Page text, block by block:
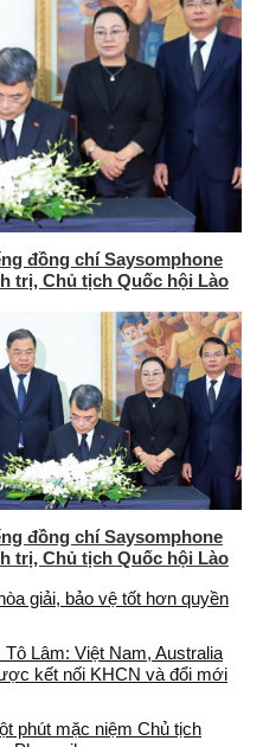
đồng chí Saysomphone
trị, Chủ tịch Quốc hội Lào
đồng chí Saysomphone
trị, Chủ tịch Quốc hội Lào
giải, bảo vệ tốt hơn quyền
Lâm: Việt Nam, Australia
kết nối KHCN và đổi mới
phút mặc niệm Chủ tịch